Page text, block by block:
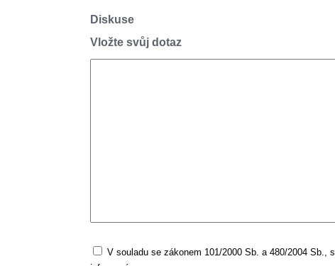
Diskuse
Vložte svůj dotaz
V souladu se zákonem 101/2000 Sb. a 480/2004